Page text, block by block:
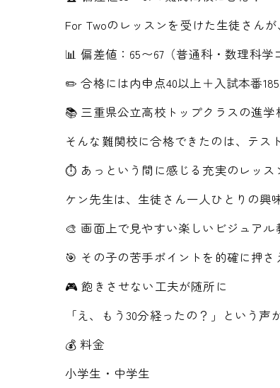
For Twoのレッスンを受けた生徒さん
📊 偏差値：65〜67（普通科・数理科学
✏️ 合格には内申点40以上＋入試本番
📚 三重県公立高校トップクラスの進学
そんな難関校に合格できたのは、テス
⏱️ あっという間に感じる充実のレッス
ケン先生は、生徒さん一人ひとりの興
🎨 画面上で見やすい楽しいビジュアル
🎯 その子の苦手ポイントを的確に押さ
🎮 飽きさせない工夫が随所に
「え、もう30分経ったの？」という声
💰 料金
小学生・中学生